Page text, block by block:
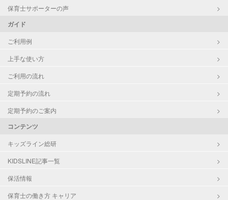
保育士サポーターの声
ガイド
ご利用例
上手な使い方
ご利用の流れ
定期予約の流れ
定期予約のご案内
コンテンツ
キッズライン総研
KIDSLINE記事一覧
保活情報
保育士の働き方 キャリア